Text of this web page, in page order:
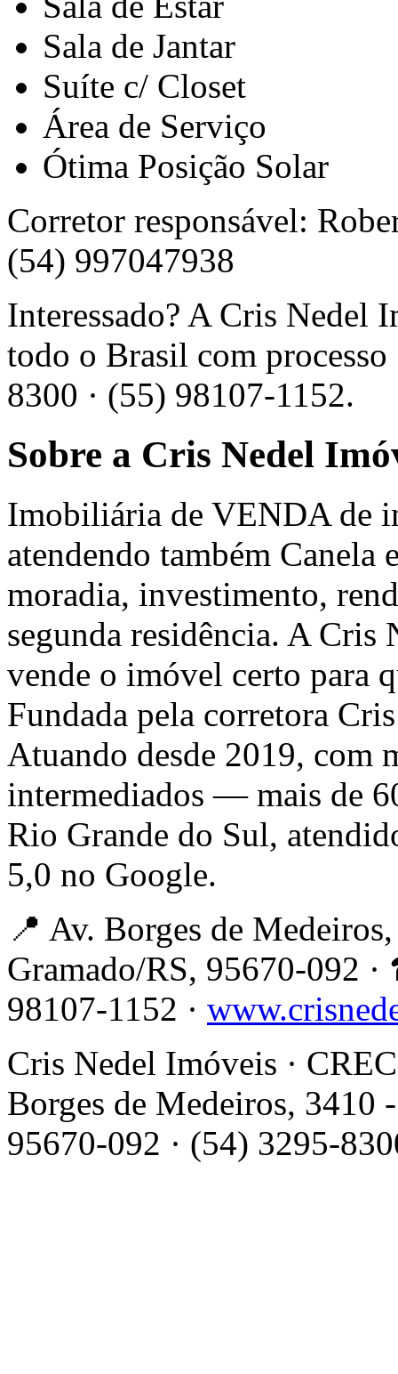
Sala de Jantar
Suíte c/ Closet
Área de Serviço
Ótima Posição Solar
Corretor responsável:
(54) 997047938
Interessado? A Cris Nedel
todo o Brasil com
8300 · (55) 98107-1152.
Sobre a Cris Nedel
Imobiliária de VENDA de
atendendo também Canela
moradia, investimento,
segunda residência. A
vende o imóvel certo para
Fundada pela corretora
Atuando desde 2019, com
intermediados — mais de
Rio Grande do Sul,
5,0 no Google.
📍 Av. Borges de
Gramado/RS, 95670-092
98107-1152 ·
Cris Nedel Imóveis ·
Borges de Medeiros, 3410
95670-092 · (54) 3295-